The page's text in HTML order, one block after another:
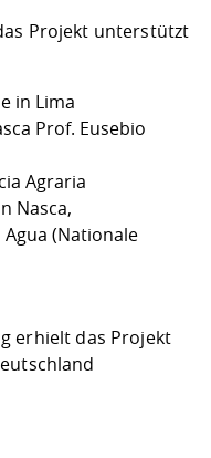
Projekt unterstützt
in Lima
Prof. Eusebio
Agraria
Nasca,
(Nationale
erhielt das Projekt